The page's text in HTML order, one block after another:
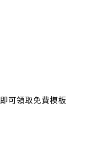
即可領取免費模板